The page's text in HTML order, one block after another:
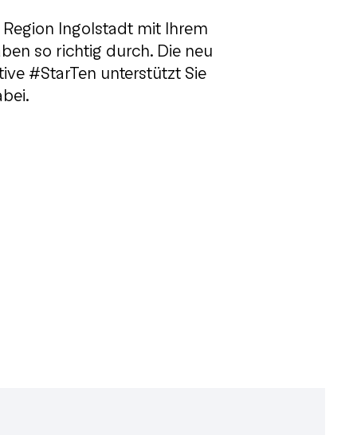
Region Ingolstadt mit Ihrem
so richtig durch. Die neu
#StarTen unterstützt Sie